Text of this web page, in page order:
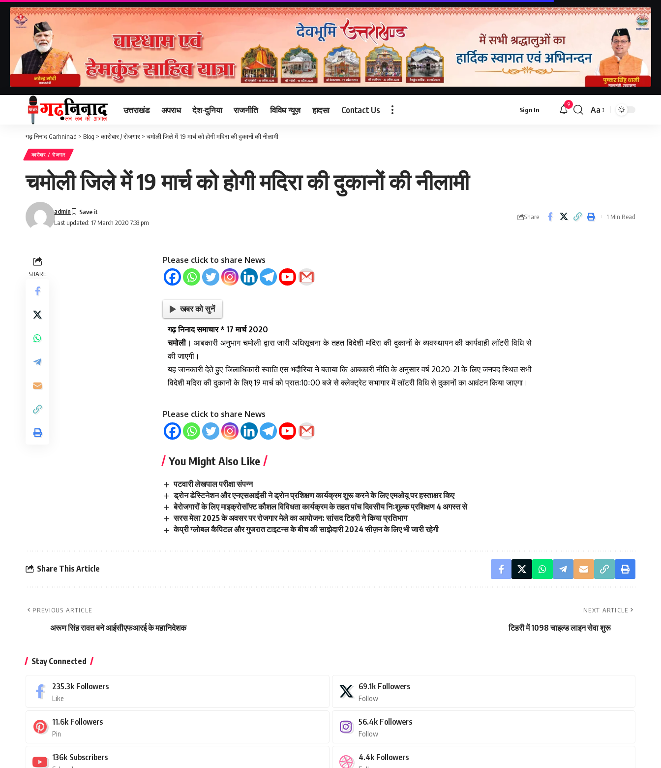
उत्तराखंड अपराध देश-दुनिया राजनीति विविध न्यूज़ हादसा Contact Us Sign In
9
Aa
गढ़ निनाद Garhninad > Blog >कारोबार / रोजगार >चमोली जिले में 19 मार्च को होगी मदिरा की दुकानों की नीलामी
कारोबार / रोजगार
चमोली जिले में 19 मार्च को होगी मदिरा की दुकानों की नीलामी
Last updated: 17 March 2020 7:33 pm
admin
Share 1 Min Read
SHARE
Please click to share News
खबर को सुनें
गढ़ निनाद समाचार * 17 मार्च 2020
चमोली। आबकारी अनुभाग चमोली द्वारा जारी अधिसूचना के तहत विदेशी मदिरा की दुकानों के व्यवस्थापन की कार्यवाही लाॅटरी विधि से
की जाएगी।
यह जानकारी देते हुए जिलाधिकारी स्वाति एस भदौरिया ने बताया कि आबकारी नीति के अनुसार वर्ष 2020-21 के लिए जनपद स्थित सभी
विदेशी मदिरा की दुकानों के लिए 19 मार्च को प्रातः10ः00 बजे से क्लेक्ट्रेट सभागार में लाॅटरी विधि से दुकानों का आवंटन किया जाएगा।
Please click to share News
You Might Also Like
पटवारी लेखपाल परीक्षा संपन्न
ड्रोन डेस्टिनेशन और एनएसआईसी ने ड्रोन प्रशिक्षण कार्यक्रम शुरू करने के लिए एमओयू पर हस्ताक्षर किए
बेरोजगारों के लिए माइक्रोसॉफ्ट कौशल विविधता कार्यक्रम के तहत पांच दिवसीय निःशुल्क प्रशिक्षण 4 अगस्त से
सरस मेला 2025 के अवसर पर रोजगार मेले का आयोजन: सांसद टिहरी ने किया प्रतिभाग
केप्री ग्लोबल कैपिटल और गुजरात टाइटन्स के बीच की साझेदारी 2024 सीज़न के लिए भी जारी रहेगी
Share This Article
PREVIOUS ARTICLE
अरूण सिंह रावत बने आईसीएफआरई के महानिदेशक
NEXT ARTICLE
टिहरी में 1098 चाइल्ड लाइन सेवा शुरू
Stay Connected
235.3k Followers
Like
69.1k Followers
Follow
11.6k Followers
Pin
56.4k Followers
Follow
136k Subscribers 4.4k Followers